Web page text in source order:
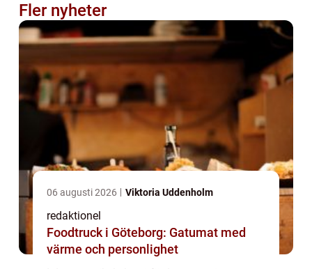
Fler nyheter
06 augusti 2026 Viktoria Uddenholm
redaktionel
Foodtruck i Göteborg: Gatumat med
värme och personlighet